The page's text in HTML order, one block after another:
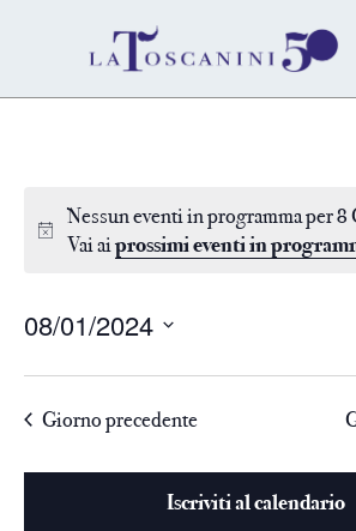
Nessun eventi in programma per 8
Vai aiprossimi eventi in
08/01/2024
data.Giorno precedente
Iscriviti al calendario